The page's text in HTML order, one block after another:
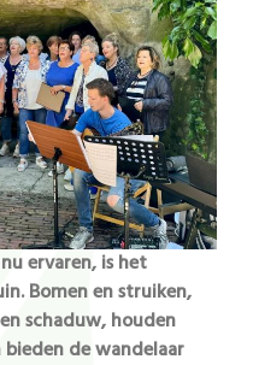
ervaren, is het
Bomen en struiken,
schaduw, houden
de wandelaar